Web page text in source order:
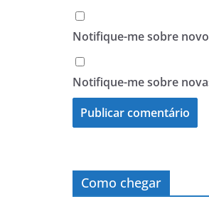
Notifique-me sobre
Notifique-me sobre
Como chegar